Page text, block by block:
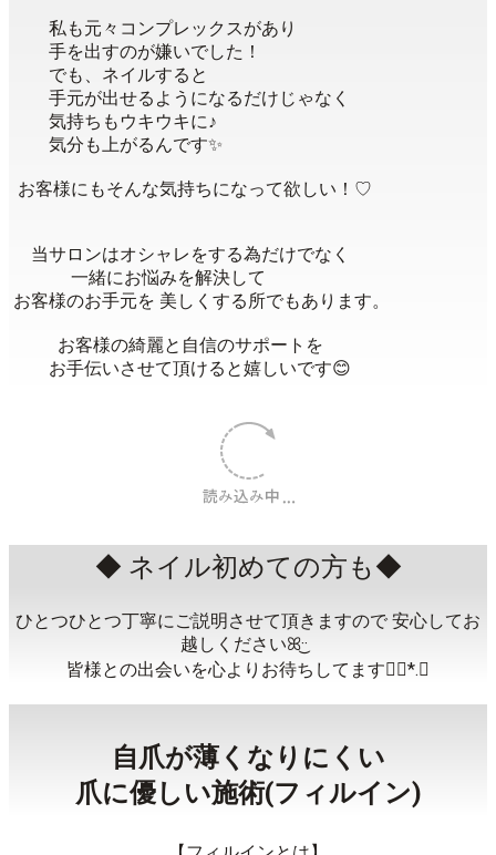
私も元々コンプレックスがあり
手を出すのが嫌いでした！
でも、ネイルすると
手元が出せるようになるだけじゃなく
気持ちもウキウキに♪
気分も上がるんです✨
お客様にもそんな気持ちになって欲しい！♡
当サロンはオシャレをする為だけでなく⁡
⁡ 一緒にお悩みを解決して
お客様のお手元を⁡ 美しくする所でもあります。⁡
⁡⁡ お客様の綺麗と自信のサポートを
お手伝いさせて⁡頂けると嬉しいです😊⁡